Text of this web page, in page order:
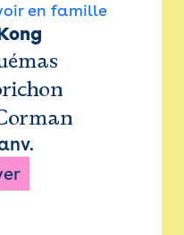
en famille